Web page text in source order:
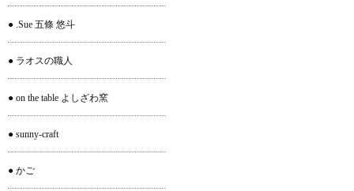
● .Sue 五條 悠斗
● ラオスの職人
● on the table よしざわ窯
● sunny-craft
● かご